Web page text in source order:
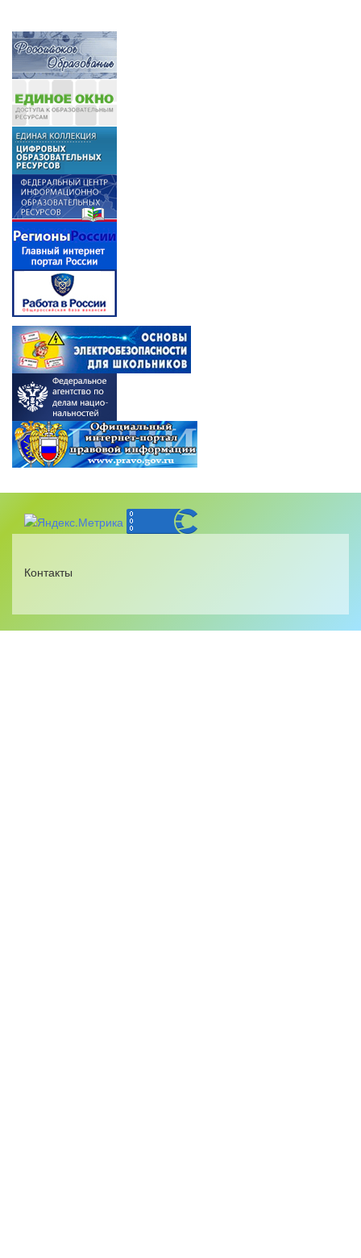
Контакты